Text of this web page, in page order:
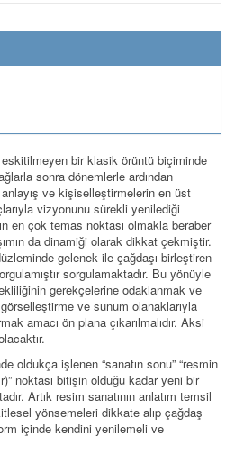
eskitilmeyen bir klasik örüntü biçiminde
sonra dönemlerle ardından
ve kişiselleştirmelerin en üst
vizyonunu sürekli yenilediği
en çok temas noktası olmakla beraber
da dinamiği olarak dikkat çekmiştir.
gelenek ile çağdaşı birleştiren
sorgulamaktadır. Bu yönüyle
gerekçelerine odaklanmak ve
ve sunum olanaklarıyla
amacı ön plana çıkarılmalıdır. Aksi
oldukça işlenen “sanatın sonu” “resmin
noktası bitişin olduğu kadar yeni bir
Artık resim sanatının anlatım temsil
yönsemeleri dikkate alıp çağdaş
içinde kendini yenilemeli ve